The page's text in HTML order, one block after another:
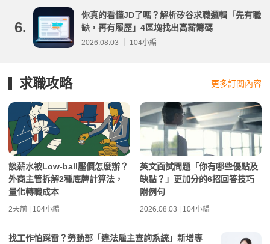
6.
你真的看懂JD了嗎？解析矽谷求職邏輯「先有職
缺，再有履歷」4區塊找出高薪籌碼
2026.08.03 ｜ 104小編
求職攻略 更多訂閱內容
談薪水被Low-ball壓價怎麼辦？
外商主管拆解2種底牌計算法，
量化轉職成本
2天前 | 104小編
英文面試問題「你有哪些優點及
缺點？」更加分的6招回答技巧
附例句
2026.08.03 | 104小編
找工作怕踩雷？勞動部「違法雇主查詢系統」新增專